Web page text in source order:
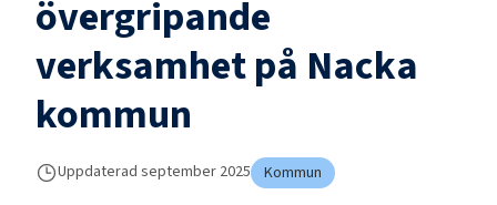
övergripande
verksamhetpå Nacka
kommun
Uppdaterad september 2025 Kommun